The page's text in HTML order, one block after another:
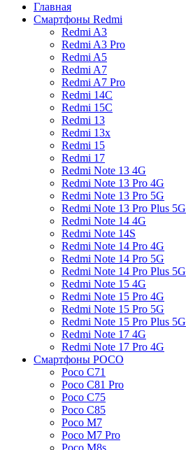
Главная
Смартфоны Redmi
Redmi A3
Redmi A3 Pro
Redmi A5
Redmi A7
Redmi A7 Pro
Redmi 14C
Redmi 15C
Redmi 13
Redmi 13x
Redmi 15
Redmi 17
Redmi Note 13 4G
Redmi Note 13 Pro 4G
Redmi Note 13 Pro 5G
Redmi Note 13 Pro Plus 5G
Redmi Note 14 4G
Redmi Note 14S
Redmi Note 14 Pro 4G
Redmi Note 14 Pro 5G
Redmi Note 14 Pro Plus 5G
Redmi Note 15 4G
Redmi Note 15 Pro 4G
Redmi Note 15 Pro 5G
Redmi Note 15 Pro Plus 5G
Redmi Note 17 4G
Redmi Note 17 Pro 4G
Смартфоны POCO
Poco C71
Poco C81 Pro
Poco C75
Poco C85
Poco M7
Poco M7 Pro
Poco M8s